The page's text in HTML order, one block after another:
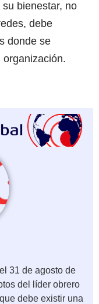
bienestar, no
debe
donde se
31 de agosto de
del líder obrero
debe existir una